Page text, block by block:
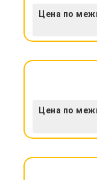
Цена по
Цена по